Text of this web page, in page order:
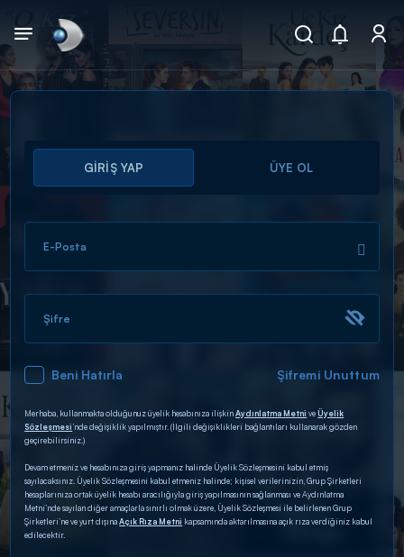
Arama
ARAMA SONUÇLARI
DİĞER SONUÇLAR
GİRİŞ YAP ÜYE OL
E-Posta
Şifre
Beni Hatırla Şifremi Unuttum
Merhaba, kullanmakta olduğunuz üyelik hesabınıza ilişkinAydınlatma Metni veÜyelik
Sözleşmesi’nde değişiklik yapılmıştır. (İlgili değişiklikleri bağlantıları kullanarak gözden
geçirebilirsiniz.)
Devam etmeniz ve hesabınıza giriş yapmanız halinde Üyelik Sözleşmesini kabul etmiş
sayılacaksınız. Üyelik Sözleşmesini kabul etmeniz halinde; kişisel verilerinizin, Grup Şirketleri
hesaplarınıza ortak üyelik hesabı aracılığıyla giriş yapılmasının sağlanması ve Aydınlatma
Metni’nde sayılan diğer amaçlarla sınırlı olmak üzere, Üyelik Sözleşmesi ile belirlenen Grup
Şirketleri’ne ve yurt dışınaAçık Rıza Metni kapsamında aktarılmasına açık rıza verdiğiniz kabul
edilecektir.